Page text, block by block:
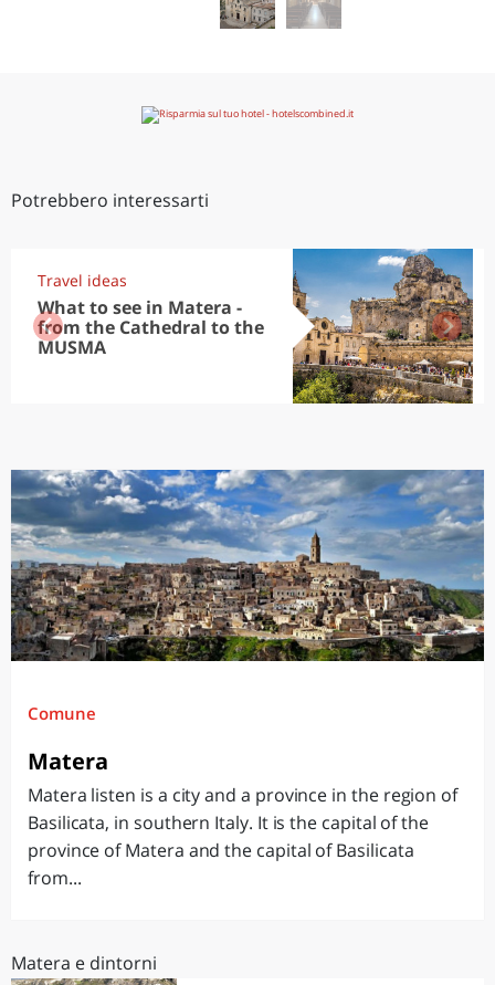
Potrebbero interessarti
Travel ideas
What to see in Matera -
from the Cathedral to the
MUSMA
Comune
Matera
Matera listen is a city and a province in the region of
Basilicata, in southern Italy. It is the capital of the
province of Matera and the capital of Basilicata
from...
Matera e dintorni